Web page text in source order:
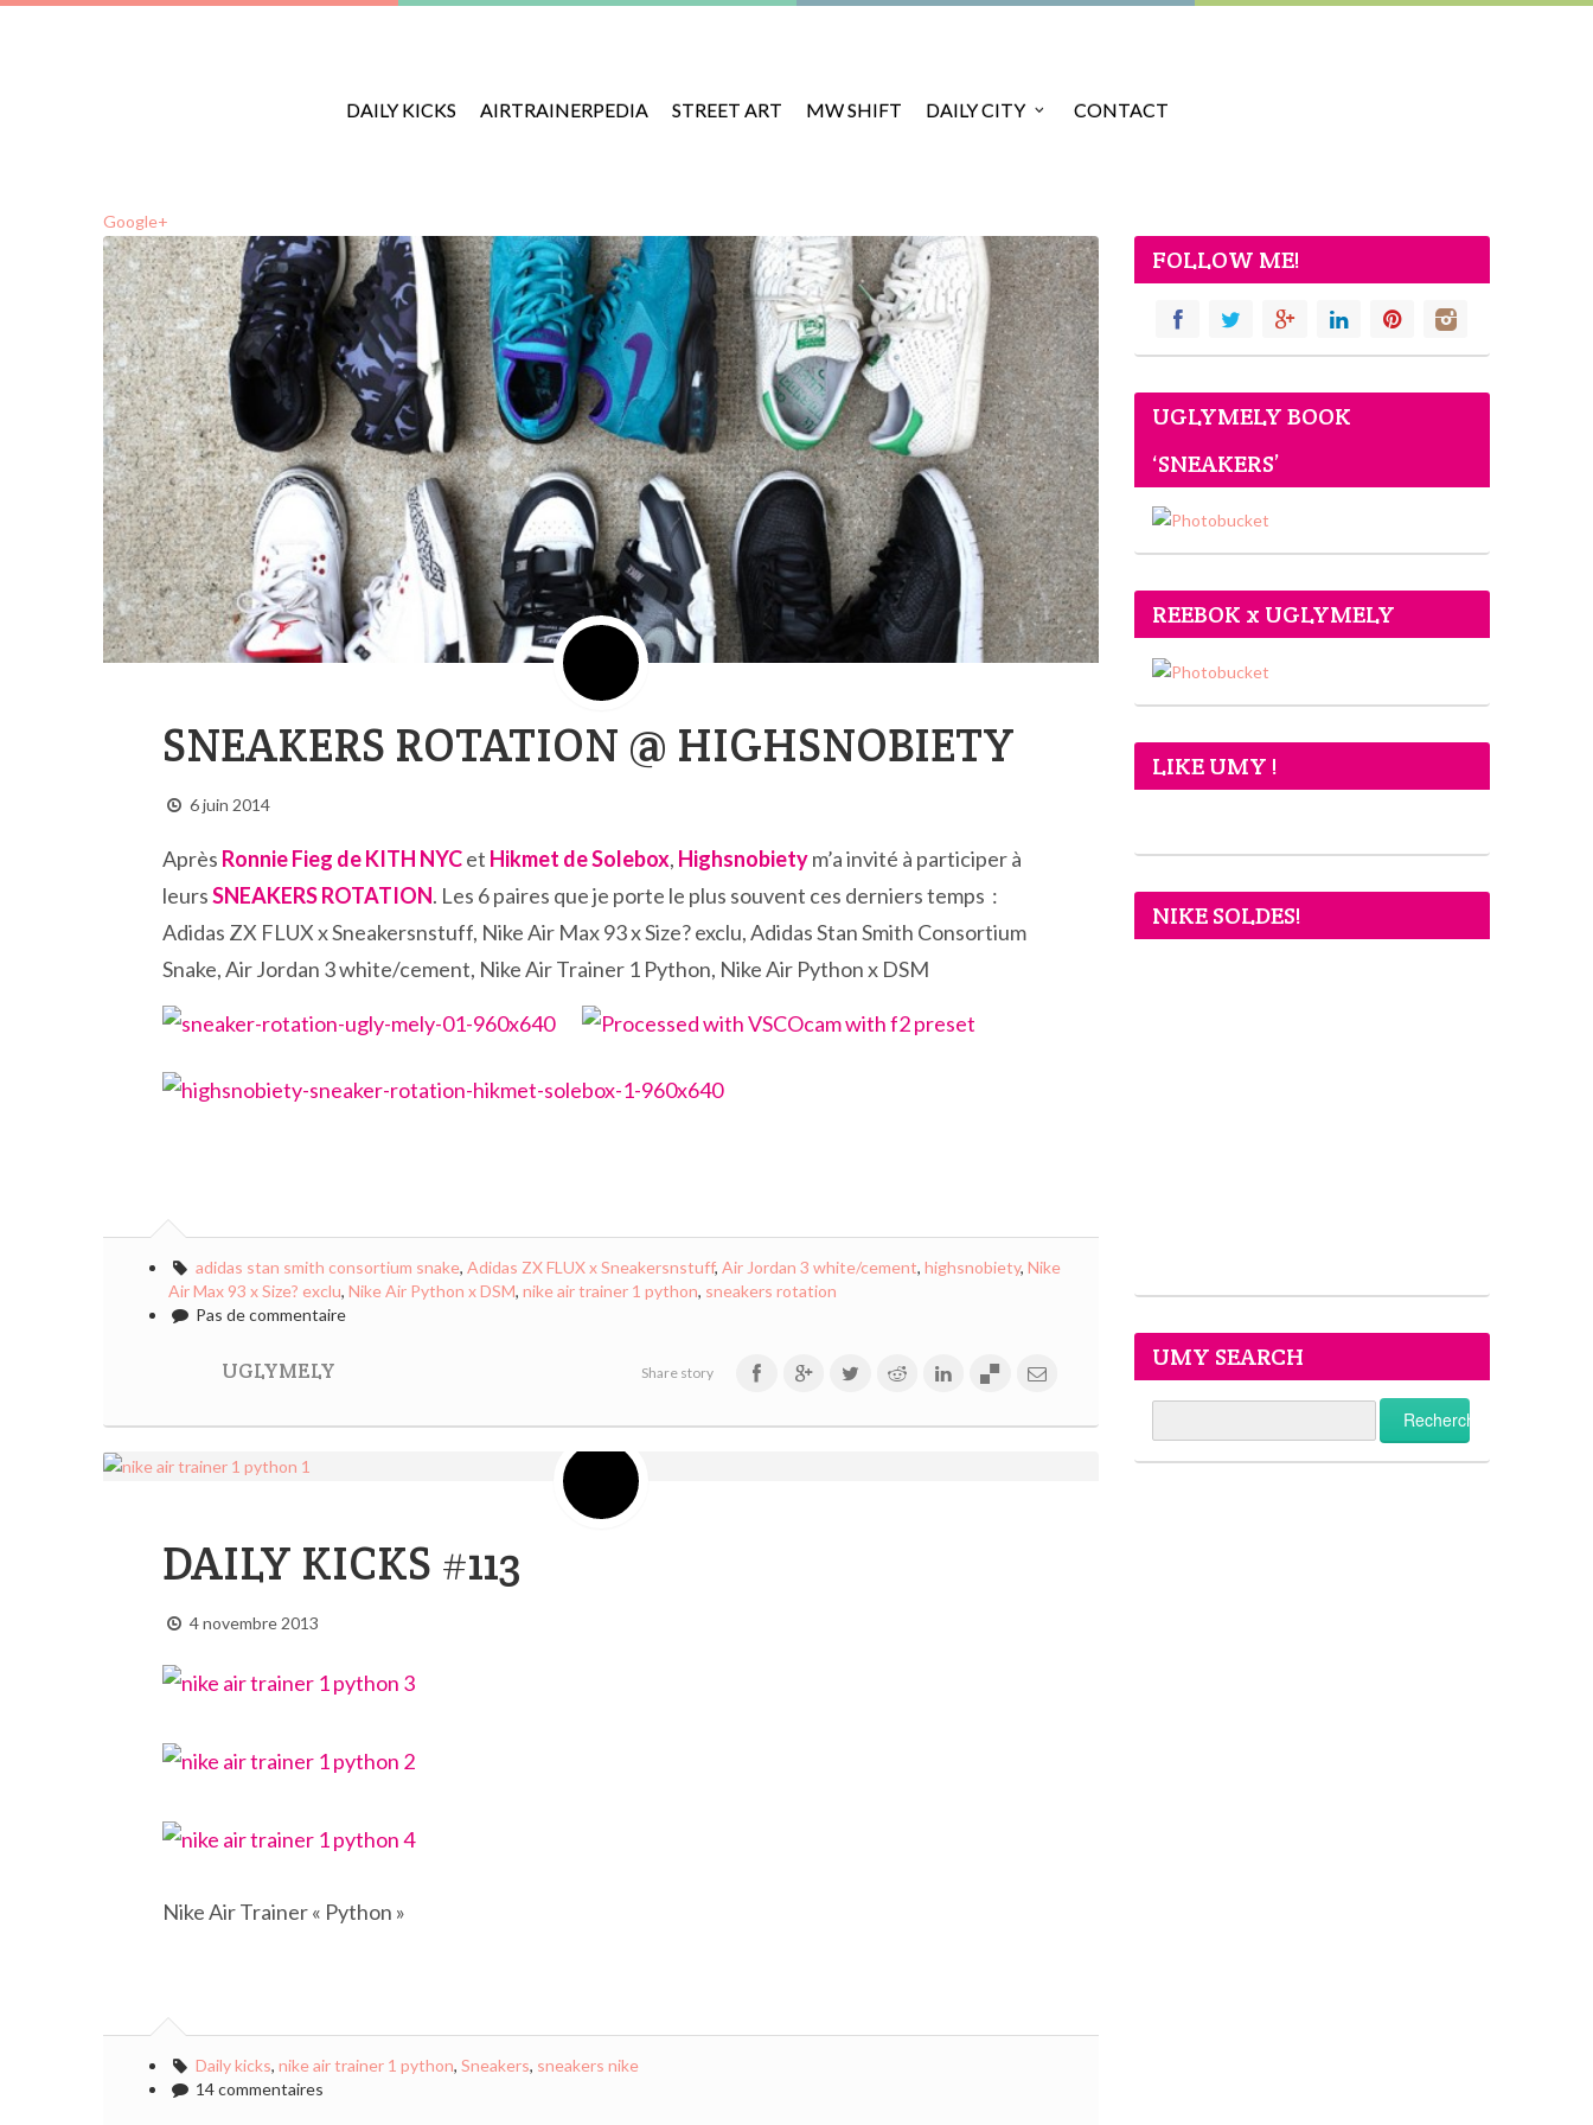
DAILY KICKS AIRTRAINERPEDIA STREET ART MW SHIFT DAILY CITY CONTACT
Google+
SNEAKERS ROTATION @ HIGHSNOBIETY
6 juin 2014
Après Ronnie Fieg de KITH NYCet Hikmet de Solebox, Highsnobietym’a invité à participer à
leursSNEAKERS ROTATION. Les 6 paires que je porte le plus souvent ces derniers temps :
Adidas ZX FLUX x Sneakersnstuff, Nike Air Max 93 x Size? exclu, Adidas Stan Smith Consortium
Snake, Air Jordan 3 white/cement, Nike Air Trainer 1 Python, Nike Air Python x DSM
adidas stan smith consortium snake, Adidas ZX FLUX x Sneakersnstuff, Air Jordan 3 white/cement, highsnobiety, Nike
Air Max 93 x Size? exclu, Nike Air Python x DSM, nike air trainer 1 python, sneakers rotation
Pas de commentaire
UGLYMELY Share story
DAILY KICKS #113
4 novembre 2013
Nike Air Trainer « Python »
Daily kicks, nike air trainer 1 python, Sneakers, sneakers nike
14 commentaires
FOLLOW ME!
UGLYMELY BOOK
‘SNEAKERS’
REEBOK x UGLYMELY
LIKE UMY !
NIKE SOLDES!
UMY SEARCH